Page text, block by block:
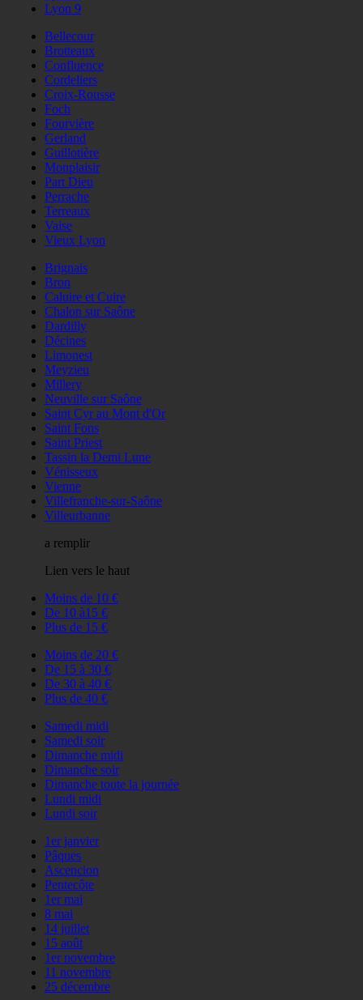
Lyon 9
Bellecour
Brotteaux
Confluence
Cordeliers
Croix-Rousse
Foch
Fourvière
Gerland
Guillotière
Monplaisir
Part Dieu
Perrache
Terreaux
Vaise
Vieux Lyon
Brignais
Bron
Caluire et Cuire
Chalon sur Saône
Dardilly
Décines
Limonest
Meyzieu
Millery
Neuville sur Saône
Saint Cyr au Mont d'Or
Saint Fons
Saint Priest
Tassin la Demi Lune
Vénisseux
Vienne
Villefranche-sur-Saône
Villeurbanne
a remplir
Lien vers le haut
Moins de 10 €
De 10 à15 €
Plus de 15 €
Moins de 20 €
De 15 à 30 €
De 30 à 40 €
Plus de 40 €
Samedi midi
Samedi soir
Dimanche midi
Dimanche soir
Dimanche toute la journée
Lundi midi
Lundi soir
1er janvier
Pâques
Ascencion
Pentecôte
1er mai
8 mai
14 juillet
15 août
1er novembre
11 novembre
25 décembre